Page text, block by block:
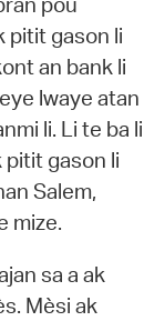
pitit gason li
an bank li
lwaye atan
li. Li te ba li
gason li
Salem,
mize.
sa a ak
Mèsi ak